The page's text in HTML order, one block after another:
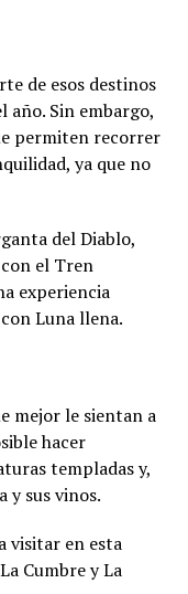
de esos destinos
año. Sin embargo,
permiten recorrer
ya que no
del Diablo,
el Tren
experiencia
Luna llena.
mejor le sientan a
hacer
templadas y,
y sus vinos.
visitar en esta
Cumbre y La